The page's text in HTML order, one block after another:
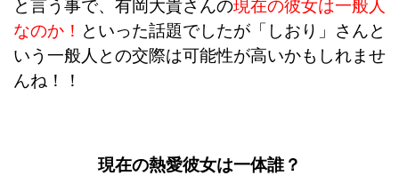
と言う事で、有岡大貴さんの現在の彼女は一般人
なのか！ といった話題でしたが「しおり」さんと
いう一般人との交際は可能性が高いかもしれませ
んね！！
現在の熱愛彼女は一体誰？